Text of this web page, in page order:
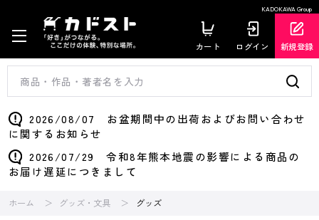
KADOKAWA Group
カート ログイン 新規登録
2026/08/07 お盆期間中の出荷およびお問い合わせ
に関するお知らせ
2026/07/29 令和8年熊本地震の影響による商品の
お届け遅延につきまして
ホーム グッズ・文具 グッズ